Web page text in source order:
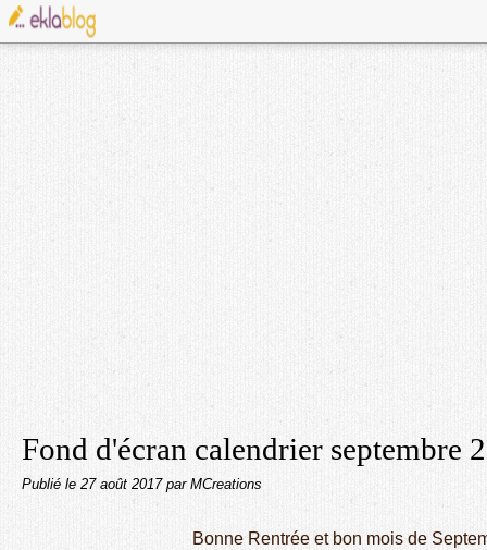
Fond d'écran calendrier septembre
Publié le 27 août 2017 par MCreations
Bonne Rentrée et bon mois de